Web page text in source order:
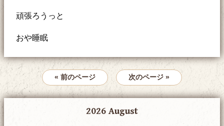
頑張ろうっと
おや睡眠
« 前のページ 次のページ »
2026 August